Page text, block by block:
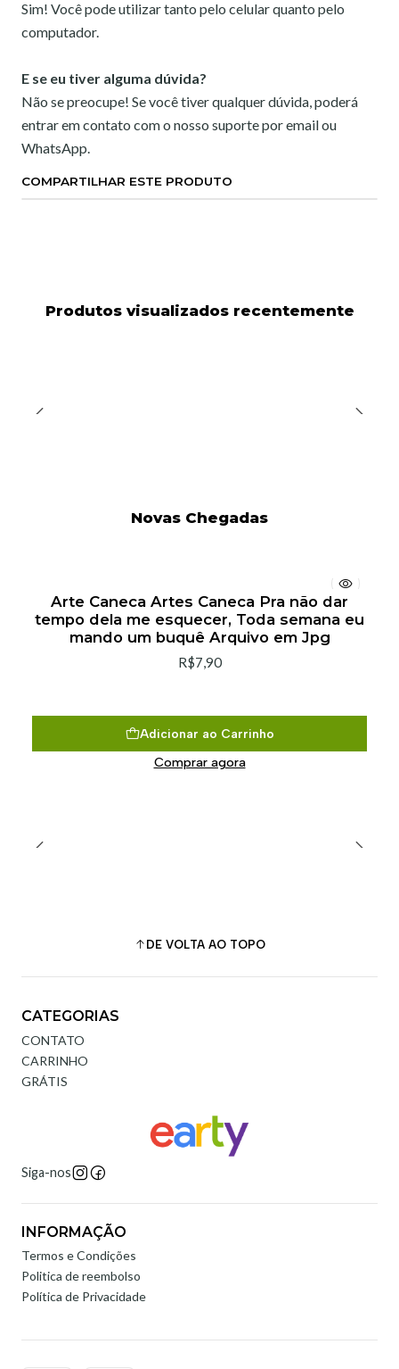
Sim! Você pode utilizar tanto pelo celular quanto pelo
computador.
E se eu tiver alguma dúvida?
Não se preocupe! Se você tiver qualquer dúvida, poderá
entrar em contato com o nosso suporte por email ou
WhatsApp.
COMPARTILHAR ESTE PRODUTO
Produtos visualizados recentemente
Novas Chegadas
Arte Caneca Artes Caneca Pra não dar
tempo dela me esquecer, Toda semana eu
mando um buquê Arquivo em Jpg
R$7,90
Adicionar ao Carrinho
Comprar agora
DE VOLTA AO TOPO
CATEGORIAS
CONTATO
CARRINHO
GRÁTIS
Siga-nos
INFORMAÇÃO
Termos e Condições
Politica de reembolso
Política de Privacidade